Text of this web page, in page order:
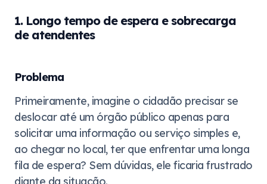
1. Longo tempo de espera e sobrecarga
de atendentes
Problema
Primeiramente, imagine o cidadão precisar se
deslocar até um órgão público apenas para
solicitar uma informação ou serviço simples e,
ao chegar no local, ter que enfrentar uma longa
fila de espera? Sem dúvidas, ele ficaria frustrado